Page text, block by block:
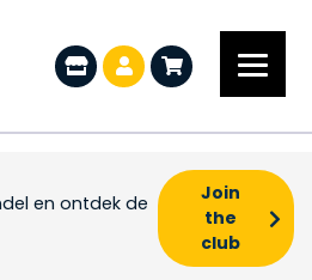
en ontdek de
Join
the
club